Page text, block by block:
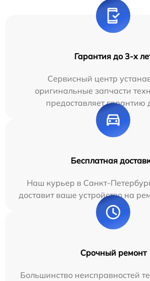
Гарантия до 3-х
Сервисный центр
оригинальные запчасти
предоставляет гарантию
Бесплатная
Наш курьер в Санкт-
доставит ваше устройство на
Срочный ремонт
Большинство неисправностей